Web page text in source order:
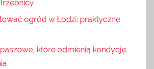
ogród w Łodzi: praktyczne
które odmienią kondycję